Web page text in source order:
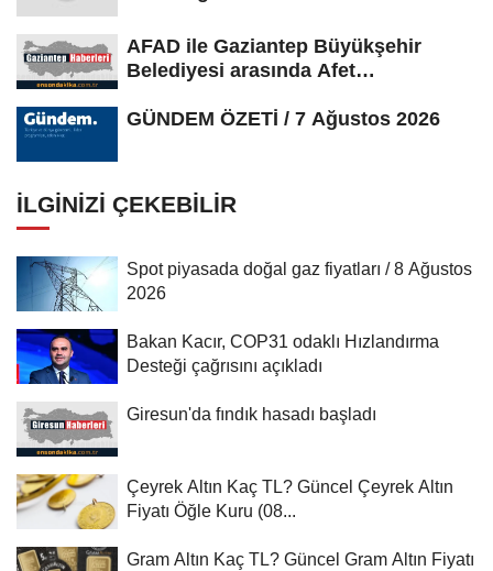
AFAD ile Gaziantep Büyükşehir
Belediyesi arasında Afet
GÜNDEM ÖZETİ / 7 Ağustos 2026
İLGINIZI ÇEKEBILIR
Spot piyasada doğal gaz fiyatları / 8 Ağustos
2026
Bakan Kacır, COP31 odaklı Hızlandırma
Desteği çağrısını açıkladı
Giresun'da fındık hasadı başladı
Çeyrek Altın Kaç TL? Güncel Çeyrek Altın
Fiyatı Öğle Kuru (08...
Gram Altın Kaç TL? Güncel Gram Altın Fiyatı